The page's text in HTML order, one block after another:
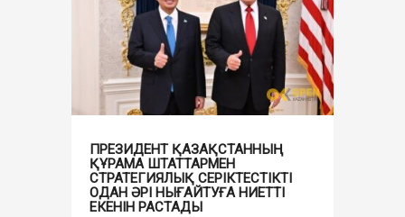
ПРЕЗИДЕНТ ҚАЗАҚСТАННЫҢ
ҚҰРАМА ШТАТТАРМЕН
СТРАТЕГИЯЛЫҚ СЕРІКТЕСТІКТІ
ОДАН ӘРІ НЫҒАЙТУҒА НИЕТТІ
ЕКЕНІН РАСТАДЫ